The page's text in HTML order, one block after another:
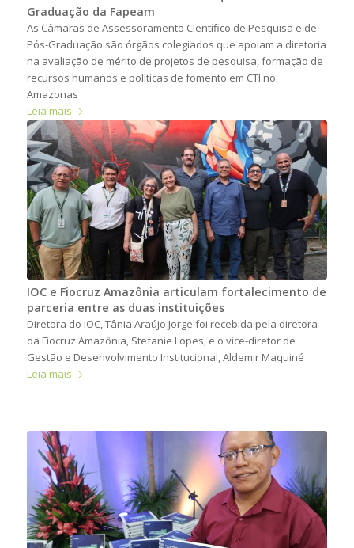
Graduação da Fapeam
As Câmaras de Assessoramento Científico de Pesquisa e de
Pós-Graduação são órgãos colegiados que apoiam a diretoria
na avaliação de mérito de projetos de pesquisa, formação de
recursos humanos e políticas de fomento em CTI no
Amazonas
Leia mais
IOC e Fiocruz Amazônia articulam fortalecimento de
parceria entre as duas instituições
Diretora do IOC, Tânia Araújo Jorge foi recebida pela diretora
da Fiocruz Amazônia, Stefanie Lopes, e o vice-diretor de
Gestão e Desenvolvimento Institucional, Aldemir Maquiné
Leia mais